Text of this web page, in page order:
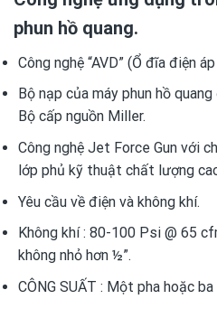
phun hồ quang.
Công nghệ “AVD” (Ổ đĩa điện
Bộ nạp của máy phun hồ
Bộ cấp nguồn Miller.
Công nghệ Jet Force Gun với
lớp phủ kỹ thuật chất lượng
Yêu cầu về điện và không khí.
Không khí : 80-100 Psi @ 65
không nhỏ hơn ½”.
CÔNG SUẤT : Một pha hoặc